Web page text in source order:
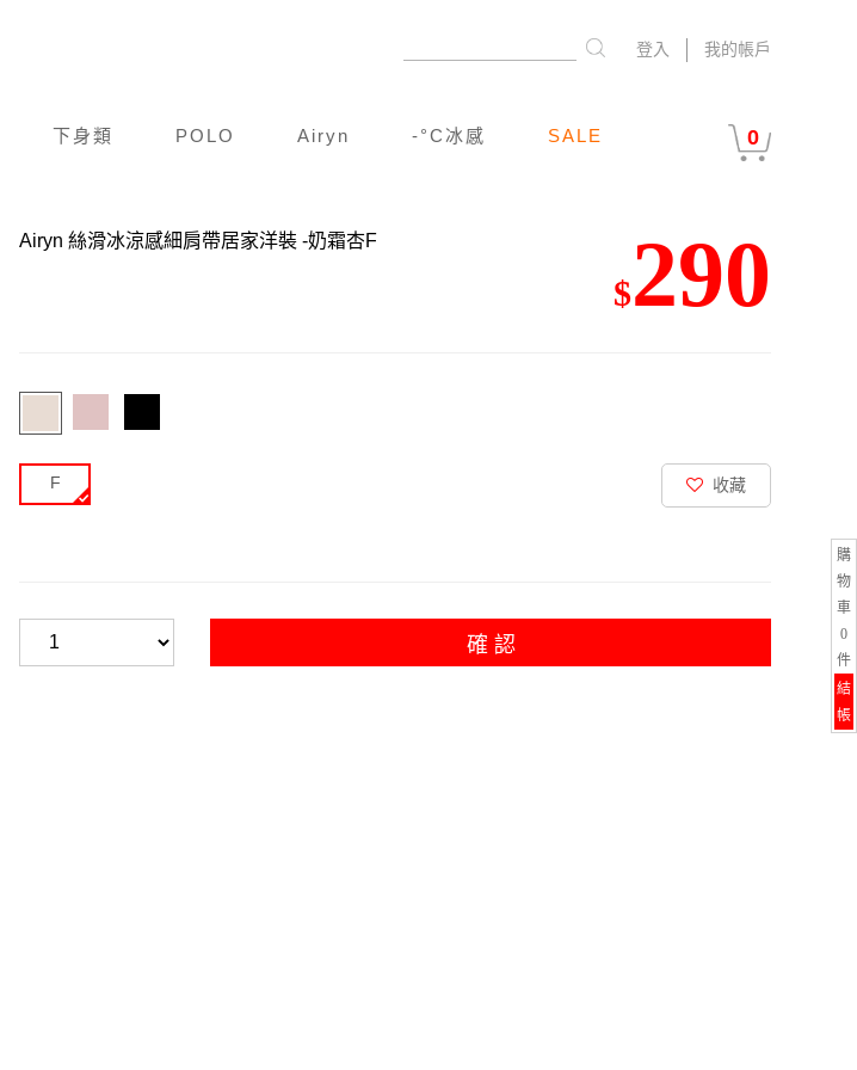
我的帳戶
登入
下身類 POLO Airyn -°C冰感 SALE 0
購
物
車
0
件
結
帳
Airyn 絲滑冰涼感細肩帶居家洋裝 -奶霜杏F
$290
F 收藏
確 認